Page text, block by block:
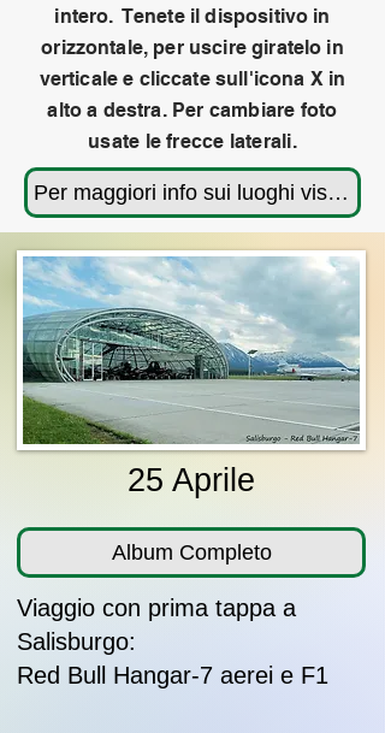
intero. Tenete il dispositivo in
orizzontale, per uscire giratelo in
verticale e cliccate sull'icona X in
alto a destra. Per cambiare foto
usate le frecce laterali.
Per maggiori info sui luoghi visitati rivedi il programma cliccando qui
25 Aprile
Album Completo
Viaggio con prima tappa a
Salisburgo:
Red Bull Hangar-7 aerei e F1